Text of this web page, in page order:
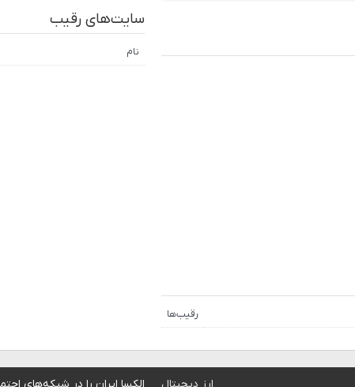
سایت‌های رقیب
نام
رقیب‌ها
ارز دیجیتال الکسا ایران را در شبکه‌های